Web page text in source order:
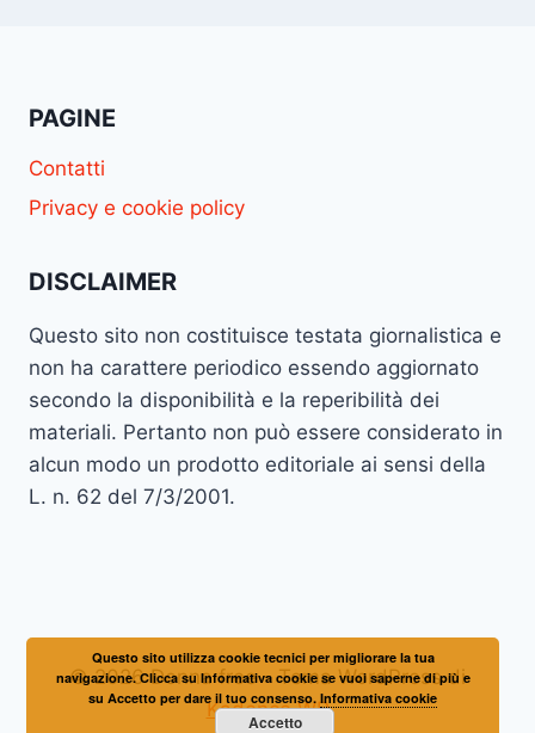
PAGINE
Contatti
Privacy e cookie policy
DISCLAIMER
Questo sito non costituisce testata giornalistica e
non ha carattere periodico essendo aggiornato
secondo la disponibilità e la reperibilità dei
materiali. Pertanto non può essere considerato in
alcun modo un prodotto editoriale ai sensi della
L. n. 62 del 7/3/2001.
© 2026 Donna free - Tema WordPress di
Kadence WP
Questo sito utilizza cookie tecnici per migliorare la tua
navigazione. Clicca su Informativa cookie se vuoi saperne di più e
su Accetto per dare il tuo consenso.Informativa cookie
Accetto